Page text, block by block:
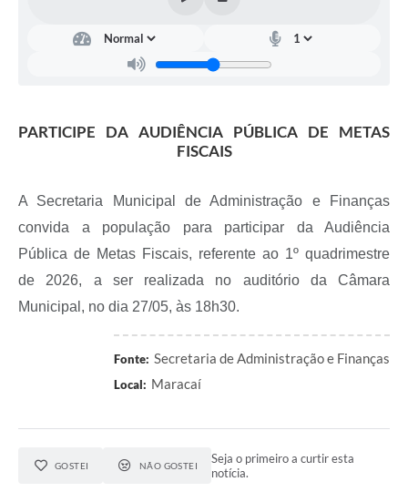
PARTICIPE DA AUDIÊNCIA PÚBLICA DE METAS
FISCAIS
A Secretaria Municipal de Administração e Finanças
convida a população para participar da Audiência
Pública de Metas Fiscais, referente ao 1º quadrimestre
de 2026, a ser realizada no auditório da Câmara
Municipal, no dia 27/05, às 18h30.
Fonte: Secretaria de Administração e Finanças
Local: Maracaí
GOSTEI NÃO GOSTEI
Seja o primeiro a curtir esta
notícia.